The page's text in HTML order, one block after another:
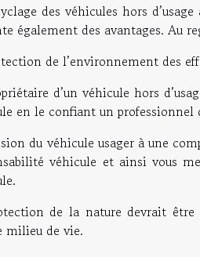
des véhicules hors
également des avantages. Au
de l’environnement des
d’un véhicule hors
en le confiant un professionnel
du véhicule usager à une
véhicule et ainsi vous
de la nature devrait
milieu de vie.